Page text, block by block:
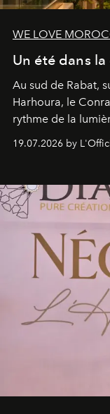
WE LOVE
Un été dans
Au sud de Rabat,
Harhoura, le
rythme de la
programmation
rendez-vous avec
19.07.2026 by